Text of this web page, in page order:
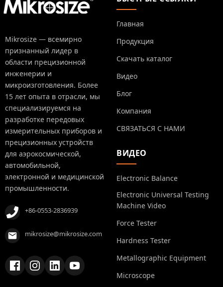
Mikrosize — всемирно
признанный лидер в
области прецизионной
инженерии и
микроизготовления. Более
15 лет опыта в отрасли, мы
специализируемся на
разработке передовых
измерительных приборов и
прецизионных устройств
для аэрокосмической,
автомобильной,
электронной и медицинской
промышленности.
+86-0553-2836939
mikrosize@mikrosize.com
Главная
Продукция
Скачать каталог
Видео
Блог
Компания
СВЯЗАТЬСЯ С НАМИ
ВИДЕО
Electronic Balance
Electronic Universal Testing
Machine Video
Force Tester
Hardness Tester
Metallographic Equipment
Microscope